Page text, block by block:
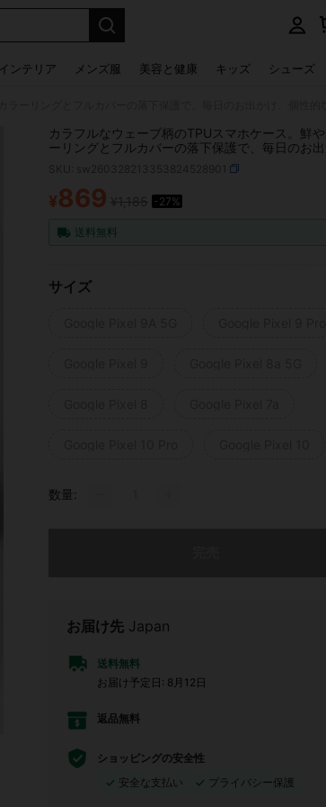
ンテリア メンズ服 美容と健康 キッズ シューズ
カラフルなウェーブ柄のTPUスマホケース。鮮
ーリングとフルカバーの落下保護で、毎日のお出
性的なスタイル、通勤など、あらゆるシーンに最
可愛いモンスター模様ケース Google Pixel 8a 5G
全面的に保護し、傷や衝撃を防ぎます。 彼女や
レゼントにも、自分用にも最適！おしゃれでシ
Pro/9
PRICE AND
¥869 -27%
送料無料
サイズ
数量:
お届け先 Japan
送料無料
お届け予定日: 8月12日
返品無料
ショッピングの安全性
安全な支払い
プライバシー保護